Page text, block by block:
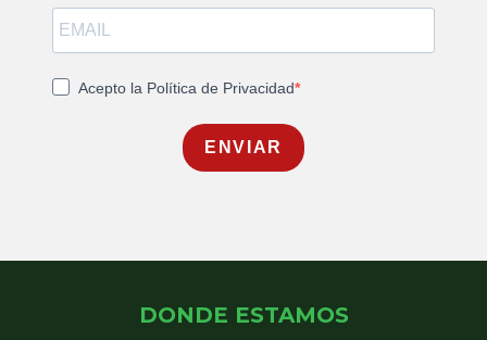
Acepto la Política de Privacidad
ENVIAR
DONDE ESTAMOS